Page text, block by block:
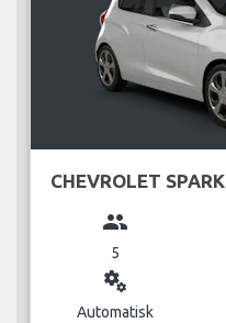
CHEVROLET SPARK
group
5
miscellaneous_services
Automatisk